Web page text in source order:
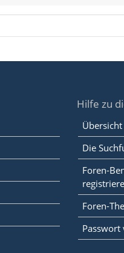
Hilfe zu
Die
Foren-
Foren-
Passwort